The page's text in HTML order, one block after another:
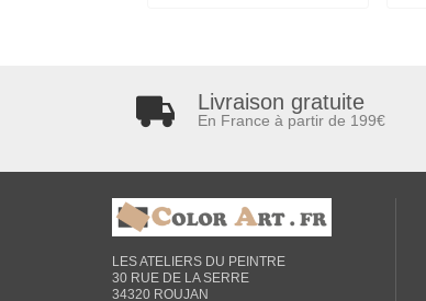
Livraison gratuite
En France à partir de 199€
LES ATELIERS DU PEINTRE
30 RUE DE LA SERRE
34320 ROUJAN